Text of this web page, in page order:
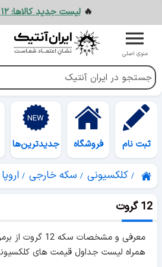
🔥لیست جدید کالاها: ۱۲ مرداد
منوی اصلی
ثبت نام فروشگاه جدیدترین‌ها
کلکسیونی سکه خارجی اروپا
12 گروت
همراه لیست جداول قیمت های